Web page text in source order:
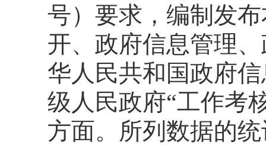
号）要求，编制发
开、政府信息管理
华人民共和国政府
级人民政府“工作考
方面。所列数据的